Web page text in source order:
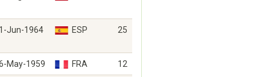
Jun-1964 ESP 25
May-1959 FRA 12